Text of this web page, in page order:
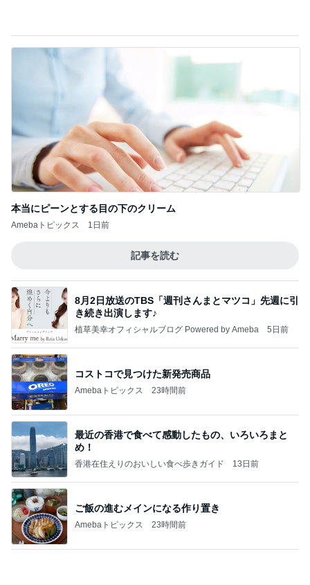
本当にピーンとする目の下のクリーム
Amebaトピックス 1日前
記事を読む
8月2日放送のTBS「週刊さんまとマツコ」先週に引
き続き出演します♪
植草美幸オフィシャルブログ Powered by Ameba 5日前
コストコで見つけた新発売商品
Amebaトピックス 23時間前
最近の香港で食べて感動したもの、いろいろまと
め！
香港在住えりのおいしい食べ歩きガイド 13日前
ご飯の進むメインになる作り置き
Amebaトピックス 23時間前